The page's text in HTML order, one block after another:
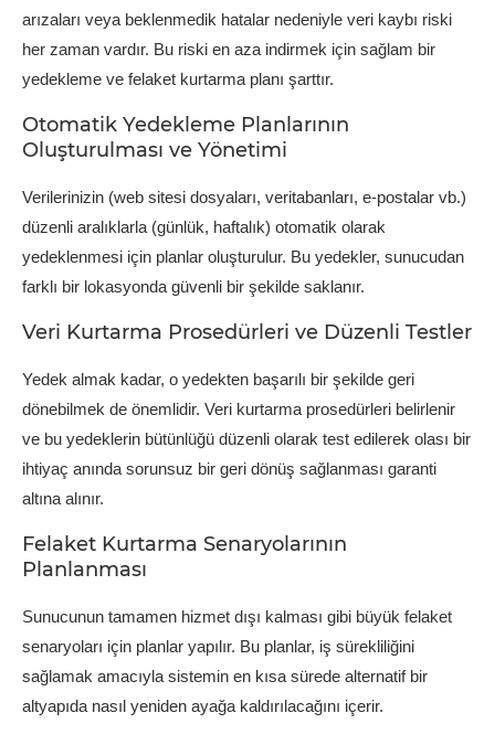
arızaları veya beklenmedik hatalar nedeniyle veri kaybı riski
her zaman vardır. Bu riski en aza indirmek için sağlam bir
yedekleme ve felaket kurtarma planı şarttır.
Otomatik Yedekleme Planlarının
Oluşturulması ve Yönetimi
Verilerinizin (web sitesi dosyaları, veritabanları, e-postalar vb.)
düzenli aralıklarla (günlük, haftalık) otomatik olarak
yedeklenmesi için planlar oluşturulur. Bu yedekler, sunucudan
farklı bir lokasyonda güvenli bir şekilde saklanır.
Veri Kurtarma Prosedürleri ve Düzenli Testler
Yedek almak kadar, o yedekten başarılı bir şekilde geri
dönebilmek de önemlidir. Veri kurtarma prosedürleri belirlenir
ve bu yedeklerin bütünlüğü düzenli olarak test edilerek olası bir
ihtiyaç anında sorunsuz bir geri dönüş sağlanması garanti
altına alınır.
Felaket Kurtarma Senaryolarının
Planlanması
Sunucunun tamamen hizmet dışı kalması gibi büyük felaket
senaryoları için planlar yapılır. Bu planlar, iş sürekliliğini
sağlamak amacıyla sistemin en kısa sürede alternatif bir
altyapıda nasıl yeniden ayağa kaldırılacağını içerir.